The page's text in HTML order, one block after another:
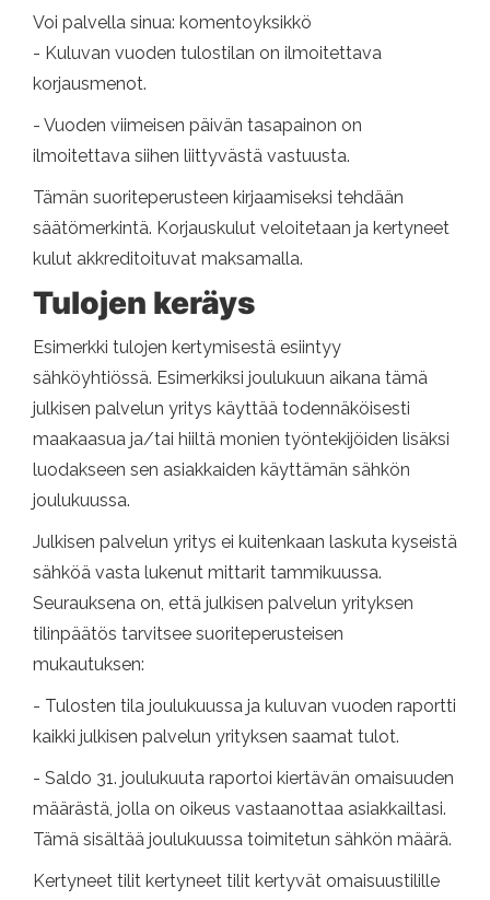
Voi palvella sinua: komentoyksikkö
- Kuluvan vuoden tulostilan on ilmoitettava
korjausmenot.
- Vuoden viimeisen päivän tasapainon on
ilmoitettava siihen liittyvästä vastuusta.
Tämän suoriteperusteen kirjaamiseksi tehdään
säätömerkintä. Korjauskulut veloitetaan ja kertyneet
kulut akkreditoituvat maksamalla.
Tulojen keräys
Esimerkki tulojen kertymisestä esiintyy
sähköyhtiössä. Esimerkiksi joulukuun aikana tämä
julkisen palvelun yritys käyttää todennäköisesti
maakaasua ja/tai hiiltä monien työntekijöiden lisäksi
luodakseen sen asiakkaiden käyttämän sähkön
joulukuussa.
Julkisen palvelun yritys ei kuitenkaan laskuta kyseistä
sähköä vasta lukenut mittarit tammikuussa.
Seurauksena on, että julkisen palvelun yrityksen
tilinpäätös tarvitsee suoriteperusteisen
mukautuksen:
- Tulosten tila joulukuussa ja kuluvan vuoden raportti
kaikki julkisen palvelun yrityksen saamat tulot.
- Saldo 31. joulukuuta raportoi kiertävän omaisuuden
määrästä, jolla on oikeus vastaanottaa asiakkailtasi.
Tämä sisältää joulukuussa toimitetun sähkön määrä.
Kertyneet tilit kertyneet tilit kertyvät omaisuustilille